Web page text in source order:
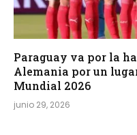
Paraguay va por la
Alemania por un
Mundial 2026
junio 29, 2026